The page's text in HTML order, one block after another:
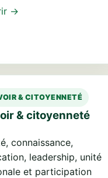
→
& CITOYENNETÉ
& citoyenneté
connaissance,
leadership, unité
et participation